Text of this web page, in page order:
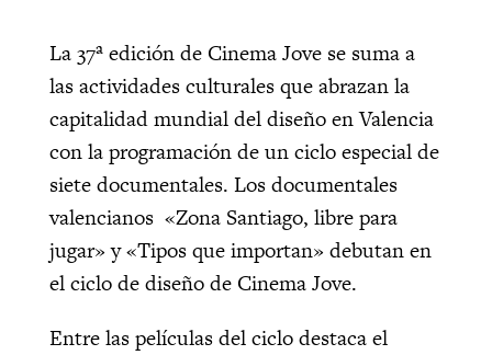
La 37ª edición de Cinema Jove se suma a
las actividades culturales que abrazan la
capitalidad mundial del diseño en Valencia
con la programación de un ciclo especial de
siete documentales. Los documentales
valencianos «Zona Santiago, libre para
jugar» y «Tipos que importan» debutan en
el ciclo de diseño de Cinema Jove.
Entre las películas del ciclo destaca el